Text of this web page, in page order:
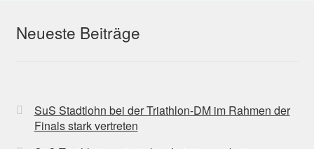
Neueste Beiträge
SuS Stadtlohn bei der Triathlon-DM im Rahmen der
Finals stark vertreten